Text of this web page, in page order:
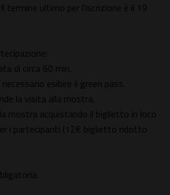
ultimo per l'iscrizione è il 19
di circa 60 min.
esibire il green pass.
la visita alla mostra.
mostra acquistando il biglietto in loco
i partecipanti (12€ biglietto ridotto